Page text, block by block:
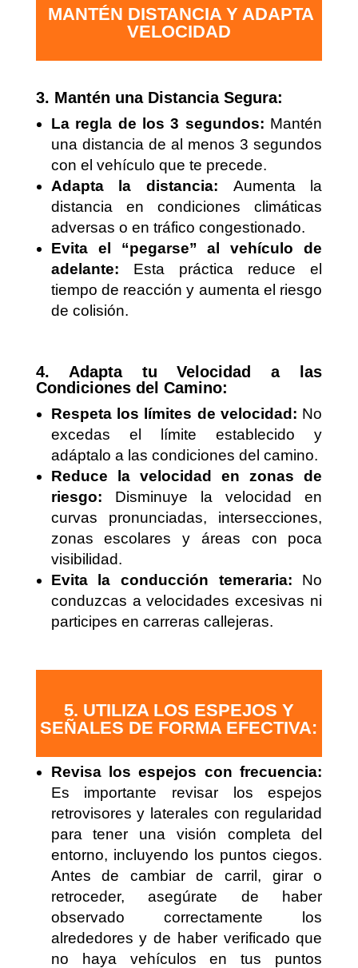
MANTÉN DISTANCIA Y ADAPTA
VELOCIDAD
3. Mantén una Distancia Segura:
La regla de los 3 segundos: Mantén
una distancia de al menos 3 segundos
con el vehículo que te precede.
Adapta la distancia: Aumenta la
distancia en condiciones climáticas
adversas o en tráfico congestionado.
Evita el “pegarse” al vehículo de
adelante: Esta práctica reduce el
tiempo de reacción y aumenta el riesgo
de colisión.
4. Adapta tu Velocidad a las
Condiciones del Camino:
Respeta los límites de velocidad: No
excedas el límite establecido y
adáptalo a las condiciones del camino.
Reduce la velocidad en zonas de
riesgo: Disminuye la velocidad en
curvas pronunciadas, intersecciones,
zonas escolares y áreas con poca
visibilidad.
Evita la conducción temeraria: No
conduzcas a velocidades excesivas ni
participes en carreras callejeras.
5. UTILIZA LOS ESPEJOS Y
SEÑALES DE FORMA EFECTIVA:
Revisa los espejos con frecuencia:
Es importante revisar los espejos
retrovisores y laterales con regularidad
para tener una visión completa del
entorno, incluyendo los puntos ciegos.
Antes de cambiar de carril, girar o
retroceder, asegúrate de haber
observado correctamente los
alrededores y de haber verificado que
no haya vehículos en tus puntos